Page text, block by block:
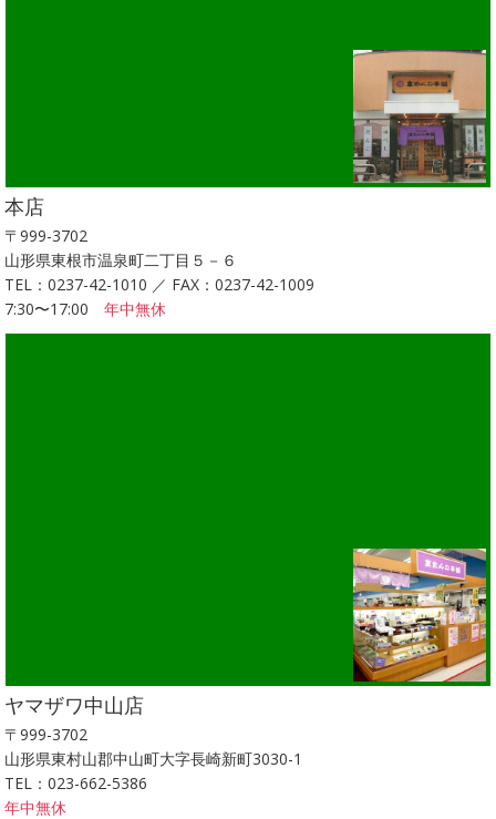
本店
〒999-3702
山形県東根市温泉町二丁目５－６
TEL：0237-42-1010 ／ FAX：0237-42-1009
7:30〜17:00 年中無休
ヤマザワ中山店
〒999-3702
山形県東村山郡中山町大字長崎新町3030-1
TEL：023-662-5386
年中無休